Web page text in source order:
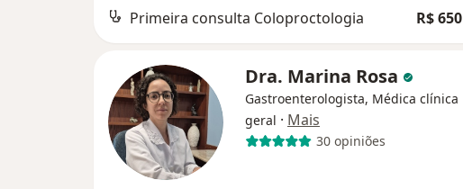
Primeira consulta Coloproctologia R$ 650
Dra. Marina Rosa
Gastroenterologista, Médica clínica
geral · Mais
30 opiniões